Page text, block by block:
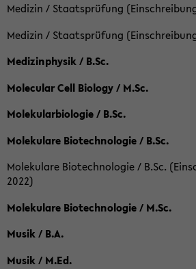
Medizin / Staatsprüfung
Medizin / Staatsprüfung
Medizinphysik / B.Sc.
Molecular Cell Biology / M.Sc.
Molekularbiologie / B.Sc.
Molekulare Biotechnologie / B.Sc.
Molekulare Biotechnologie / B.Sc.
2022)
Molekulare Biotechnologie / M.Sc.
Musik / B.A.
Musik / M.Ed.